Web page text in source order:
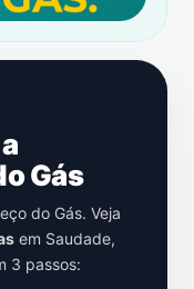
Gás
do Gás. Veja
em Saudade,
3 passos: